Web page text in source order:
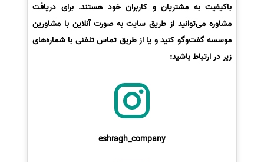
باکیفیت به مشتریان و کاربران خود هستند. برای دریافت
مشاوره می‌توانید از طریق سایت به صورت آنلاین با مشاورین
موسسه گفت‌وگو کنید و یا از طریق تماس تلفنی با شماره‌های
زیر در ارتباط باشید:
eshragh_company